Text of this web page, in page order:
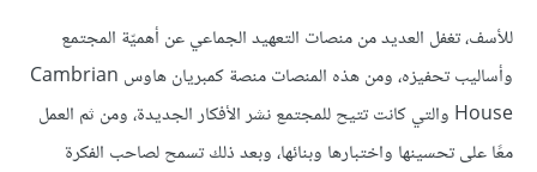
للأسف، تغفل العديد من منصات التعهيد الجماعي عن أهميّة المجتمع
وأساليب تحفيزه، ومن هذه المنصات منصة كمبريان هاوس Cambrian
House والتي كانت تتيح للمجتمع نشر الأفكار الجديدة، ومن ثم العمل
معًا على تحسينها واختبارها وبنائها، وبعد ذلك تسمح لصاحب الفكرة